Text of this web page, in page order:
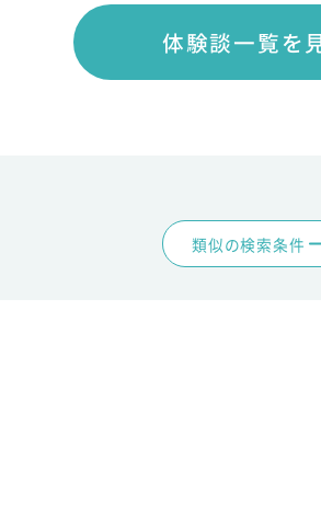
体験談一覧を
類似の検索条件